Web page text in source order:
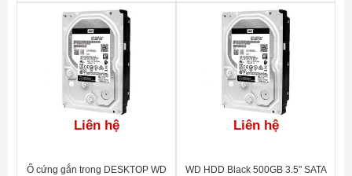
Liên hệ
Ổ cứng gắn trong DESKTOP WD
Liên hệ
WD HDD Black 500GB 3.5" SATA